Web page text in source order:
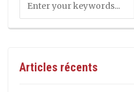
Articles récents